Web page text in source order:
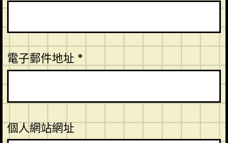
電子郵件地址 *
個人網站網址